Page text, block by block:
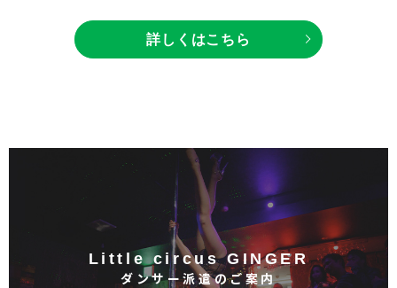
詳しくはこちら
Little circus GINGER
ダンサー派遣のご案内